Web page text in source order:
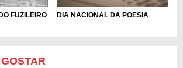
FUZILEIRO
DIA NACIONAL DA POESIA